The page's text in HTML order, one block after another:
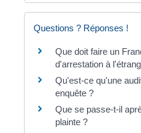
Questions ? Réponses !
Que doit faire un
d'arrestation à
Qu'est-ce qu'une
enquête ?
Que se passe-t-il
plainte ?